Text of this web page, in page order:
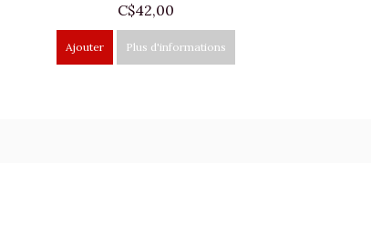
C$42,00
Ajouter Plus d'informations